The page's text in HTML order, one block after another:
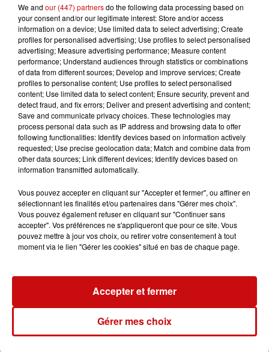
Découvrez un court-métrage inédit de prévention de
l'AVC réalisé par et pour les jeunes à 17 h Les docteurs
Krasny et Behr ainsi que Mma Léguillon Bréhier,
président de
France AVC67 aborderont la vie après l'AVC à 17h45
Découvrez les gagnants de la sculpture en papier
découpé réalisée par
Camille Epplin ou du tableau "Et la santé, bien sûr" de
Laurent Bessot. Grâce aux dons de ces deux artistes, le
bénéfice de la vente sera reversée aux associations
participantes.
à 18h Les docteurs Lemoine, Behr et Bonomi
développeront le sujet de la prévention et des jeunes
face à l'AVC. à 19h Bienvenue en aphasie, un conférence
humoristique de Louis GUSTIN, référent
handicap au ministère des affaires sociales, ce
trentenaire revient sur sonaphasie avec humour et
résilience.à 20h Pour clore cette journée d'exception,
accompagné d'une collation.
We and our (447) partnersdo the following data processing based on
your consent and/or our legitimate interest: Store and/or access
information on a device; Use limited data to select advertising; Create
profiles for personalised advertising; Use profiles to select personalised
advertising; Measure advertising performance; Measure content
performance; Understand audiences through statistics or combinations
of data from different sources; Develop and improve services; Create
profiles to personalise content; Use profiles to select personalised
content; Use limited data to select content; Ensure security, prevent and
detect fraud, and fix errors; Deliver and present advertising and content;
Save and communicate privacy choices. These technologies may
process personal data such as IP address and browsing data to offer
following functionalities: Identify devices based on information actively
requested; Use precise geolocation data; Match and combine data from
other data sources; Link different devices; Identify devices based on
information transmitted automatically.
Vous pouvez accepter en cliquant sur "Accepter et fermer", ou affiner en
sélectionnant les finalités et/ou partenaires dans "Gérer mes choix".
Vous pouvez également refuser en cliquant sur "Continuer sans
accepter". Vos préférences ne s'appliqueront que pour ce site. Vous
pouvez mettre à jour vos choix, ou retirer votre consentement à tout
moment via le lien "Gérer les cookies" situé en bas de chaque page.
Gérer mes choix
Accepter et fermer